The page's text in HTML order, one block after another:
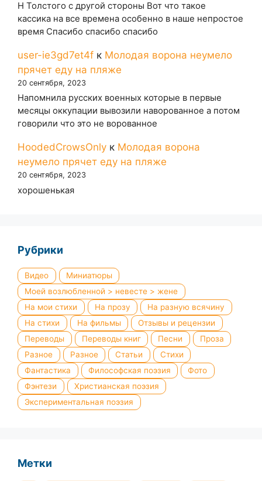
Н Толстого с другой стороны Вот что такое
кассика на все времена особенно в наше непростое
время Спасибо спасибо спасибо
user-ie3gd7et4f к Молодая ворона неумело
прячет еду на пляже
20 сентября, 2023
Напомнила русских военных которые в первые
месяцы оккупации вывозили наворованное а потом
говорили что это не ворованное
HoodedCrowsOnly к Молодая ворона
неумело прячет еду на пляже
20 сентября, 2023
хорошенькая
Рубрики
Видео
Миниатюры
Моей возлюбленной > невесте > жене
На мои стихи
На прозу
На разную всячину
На стихи
На фильмы
Отзывы и рецензии
Переводы
Переводы книг Песни
Проза
Разное
Разное Статьи
Стихи
Фантастика
Философская поэзия
Фото
Фэнтези
Христианская поэзия
Экспериментальная поэзия
Метки